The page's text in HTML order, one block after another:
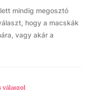
mindig megosztó
hogy a macskák
vagy akár a
válaszol